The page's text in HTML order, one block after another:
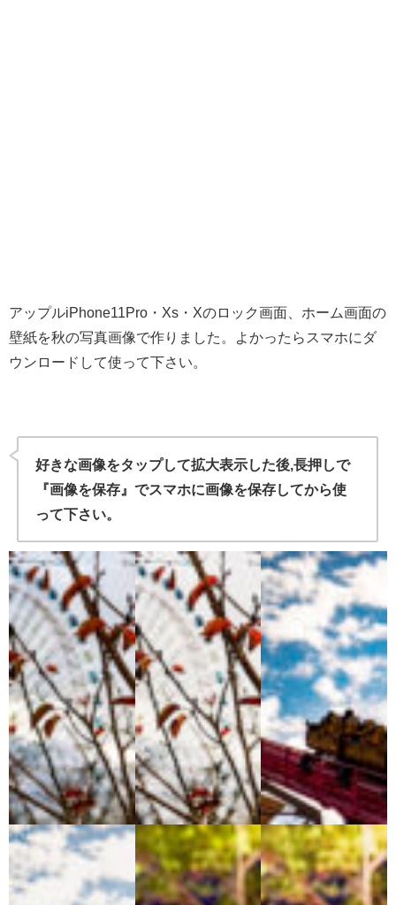
アップルiPhone11Pro・Xs・Xのロック画面、ホーム画面の
壁紙を秋の写真画像で作りました。よかったらスマホにダ
ウンロードして使って下さい。
好きな画像をタップして拡大表示した後,長押しで
『画像を保存』でスマホに画像を保存してから使
って下さい。